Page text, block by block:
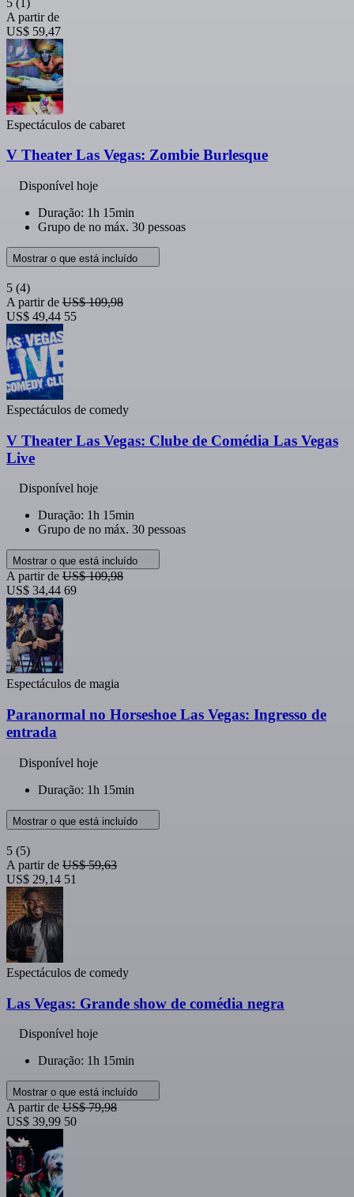
A partir de
US$ 59,47
Espectáculos de cabaret
V Theater Las Vegas: Zombie Burlesque
Disponível hoje
Duração: 1h 15min
Grupo de no máx. 30 pessoas
Mostrar o que está incluído
5 (4)
A partir de US$ 109,98
US$ 49,44 55
Espectáculos de comedy
V Theater Las Vegas: Clube de Comédia Las Vegas
Live
Disponível hoje
Duração: 1h 15min
Grupo de no máx. 30 pessoas
Mostrar o que está incluído
A partir de US$ 109,98
US$ 34,44 69
Espectáculos de magia
Paranormal no Horseshoe Las Vegas: Ingresso de
entrada
Disponível hoje
Duração: 1h 15min
Mostrar o que está incluído
5 (5)
A partir de US$ 59,63
US$ 29,14 51
Espectáculos de comedy
Las Vegas: Grande show de comédia negra
Disponível hoje
Duração: 1h 15min
Mostrar o que está incluído
A partir de US$ 79,98
US$ 39,99 50